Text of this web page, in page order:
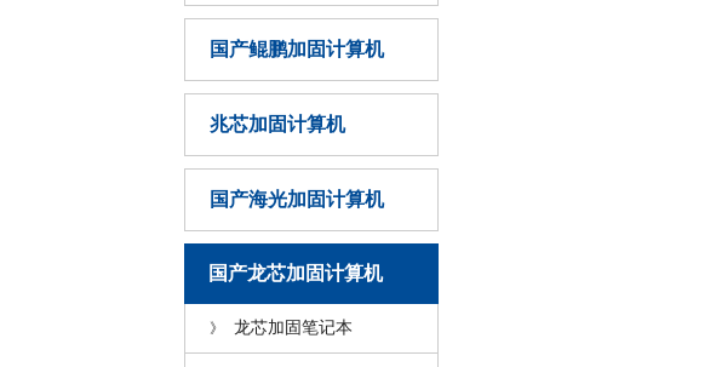
国产鲲鹏加固计算机
兆芯加固计算机
国产海光加固计算机
国产龙芯加固计算机
》 龙芯加固笔记本